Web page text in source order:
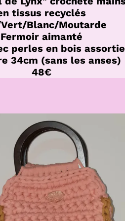
tissus recyclés
Blanc/Moutarde
Fermoir aimanté
perles en bois
34cm (sans les anses)
48€